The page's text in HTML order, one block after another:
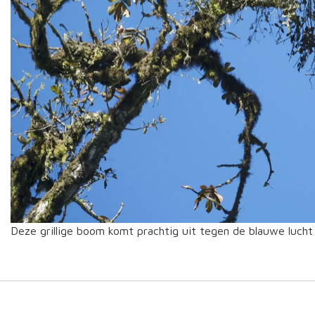
Deze grillige boom komt prachtig uit tegen de blauwe lucht